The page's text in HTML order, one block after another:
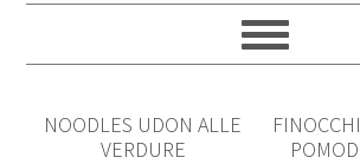
NOODLES UDON ALLE
VERDURE